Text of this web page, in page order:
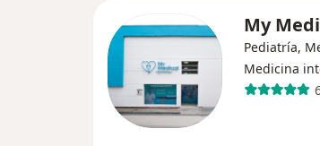
My
Pediatría,
Medicina